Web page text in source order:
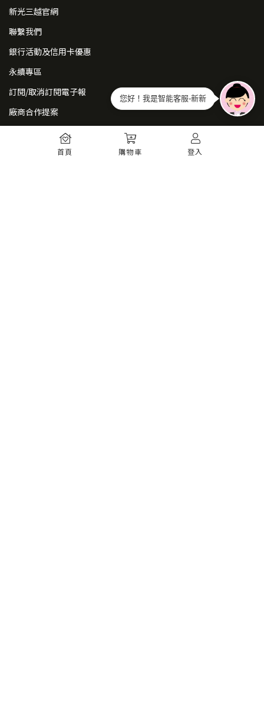
新光三越官網
聯繫我們
銀行活動及信用卡優惠
永續專區
訂閱/取消訂閱電子報
廠商合作提案
首頁 購物車 登入
您好！我是智能客服-新新